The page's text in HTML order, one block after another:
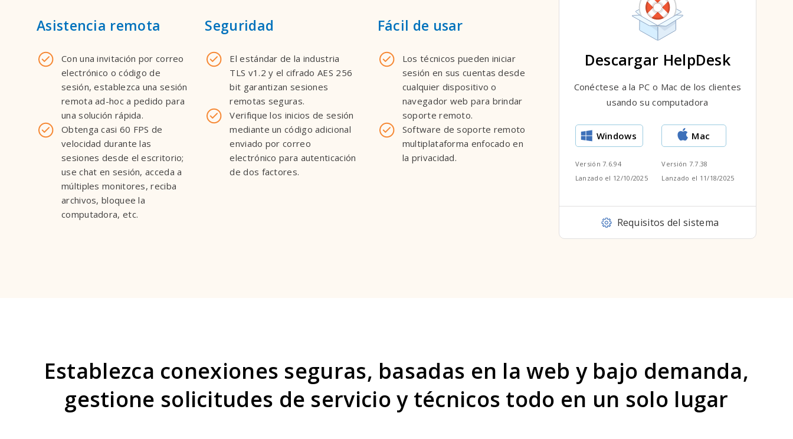
Asistencia remota
Con una invitación por correo
electrónico o código de
sesión, establezca una sesión
remota ad-hoc a pedido para
una solución rápida.
Obtenga casi 60 FPS de
velocidad durante las
sesiones desde el escritorio;
use chat en sesión, acceda a
múltiples monitores, reciba
archivos, bloquee la
computadora, etc.
Seguridad
El estándar de la industria
TLS v1.2 y el cifrado AES 256
bit garantizan sesiones
remotas seguras.
Verifique los inicios de sesión
mediante un código adicional
enviado por correo
electrónico para autenticación
de dos factores.
Fácil de usar
Los técnicos pueden iniciar
sesión en sus cuentas desde
cualquier dispositivo o
navegador web para brindar
soporte remoto.
Software de soporte remoto
multiplataforma enfocado en
la privacidad.
Descargar HelpDesk
Conéctese a la PC o Mac de los clientes
usando su computadora
Windows
Versión 7.6.94
Lanzado el 12/10/2025
Mac
Versión 7.7.38
Lanzado el 11/18/2025
Requisitos del sistema
Establezca conexiones seguras, basadas en la web y bajo demanda,
gestione solicitudes de servicio y técnicos todo en un solo lugar